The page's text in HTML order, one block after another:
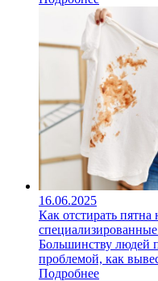
16.06.2025
Как отстирать
Большинству людей
проблемой, как
Подробнее